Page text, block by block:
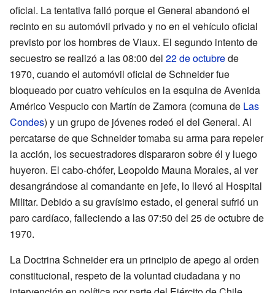
oficial. La tentativa falló porque el General abandonó el
recinto en su automóvil privado y no en el vehículo oficial
previsto por los hombres de Viaux. El segundo intento de
secuestro se realizó a las 08:00 del 22 de octubrede
1970, cuando el automóvil oficial de Schneider fue
bloqueado por cuatro vehículos en la esquina de Avenida
Américo Vespucio con Martín de Zamora (comuna de Las
Condes) y un grupo de jóvenes rodeó el del General. Al
percatarse de que Schneider tomaba su arma para repeler
la acción, los secuestradores dispararon sobre él y luego
huyeron. El cabo-chófer, Leopoldo Mauna Morales, al ver
desangrándose al comandante en jefe, lo llevó al Hospital
Militar. Debido a su gravísimo estado, el general sufrió un
paro cardíaco, falleciendo a las 07:50 del 25 de octubre de
1970.
La Doctrina Schneider era un principio de apego al orden
constitucional, respeto de la voluntad ciudadana y no